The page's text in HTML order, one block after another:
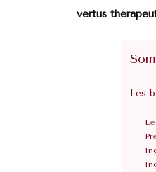
vertus
Les